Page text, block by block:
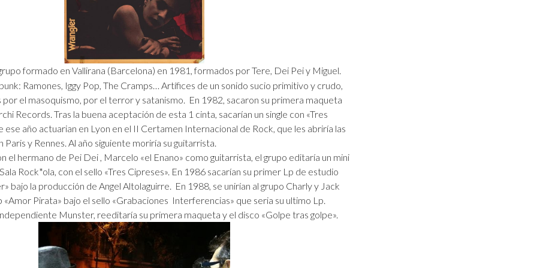
formado en Vallirana (Barcelona) en 1981, formados por Tere, Dei Pei y Miguel.
Ramones, Iggy Pop, The Cramps… Artífices de un sonido sucio primitivo y crudo,
el masoquismo, por el terror y satanismo. En 1982, sacaron su primera maqueta
Records. Tras la buena aceptación de esta 1 cinta, sacarían un single con «Tres
ese año actuarian en Lyon en el II Certamen Internacional de Rock, que les abriría las
y Rennes. Al año siguiente moriría su guitarrista.
el hermano de Pei Dei , Marcelo «el Enano» como guitarrista, el grupo editaría un mini
Rock*ola, con el sello «Tres Cipreses». En 1986 sacarían su primer Lp de estudio
bajo la producción de Angel Altolaguirre. En 1988, se unirían al grupo Charly y Jack
«Amor Pirata» bajo el sello «Grabaciones Interferencias» que seria su ultimo Lp.
Munster, reeditaría su primera maqueta y el disco «Golpe tras golpe».